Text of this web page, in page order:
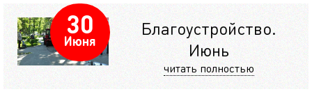
30
Июня
Благоустройство.
Июнь
читать полностью